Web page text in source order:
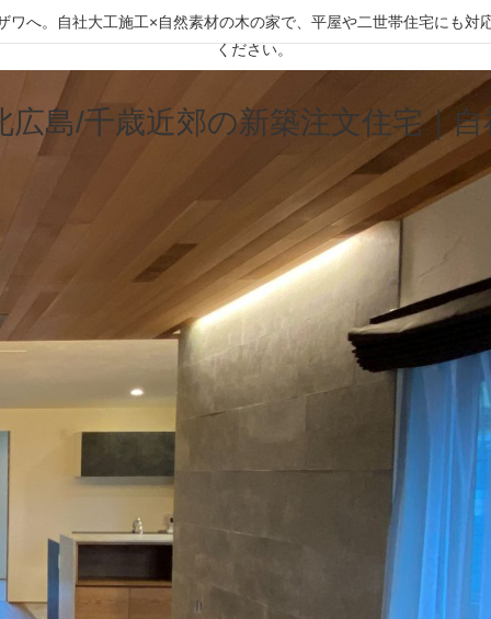
へ。自社大工施工×自然素材の木の家で、平屋や二世帯住宅にも
ください。
島/千歳近郊の新築注文住宅｜
恵庭市 Ｍ．Ｔ様